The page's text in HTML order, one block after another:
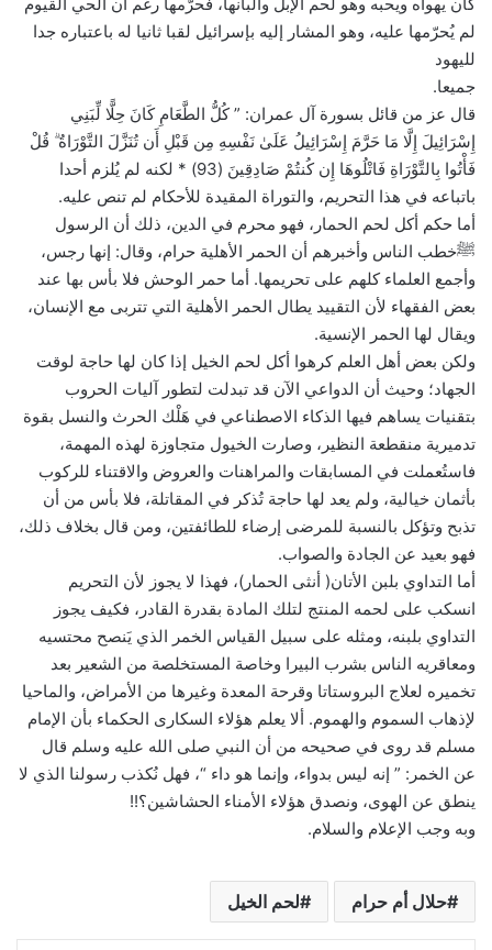
كان يهواه ويحبه وهو لحم الإبل وألبانها، فحرّمها رغم أن الحي القيوم
لم يُحرّمها عليه، وهو المشار إليه بإسرائيل لقبا ثانيا له باعتباره جدا
لليهود
جميعا.
قال عز من قائل بسورة آل عمران: ” كُلُّ الطَّعَامِ كَانَ حِلًّا لِّبَنِي
إِسْرَائِيلَ إِلَّا مَا حَرَّمَ إِسْرَائِيلُ عَلَىٰ نَفْسِهِ مِن قَبْلِ أَن تُنَزَّلَ التَّوْرَاةُ ۗ قُلْ
فَأْتُوا بِالتَّوْرَاةِ فَاتْلُوهَا إِن كُنتُمْ صَادِقِينَ (93) * لكنه لم يُلزم أحدا
باتباعه في هذا التحريم، والتوراة المقيدة للأحكام لم تنص عليه.
أما حكم أكل لحم الحمار، فهو محرم في الدين، ذلك أن الرسول
ﷺخطب الناس وأخبرهم أن الحمر الأهلية حرام، وقال: إنها رجس،
وأجمع العلماء كلهم على تحريمها. أما حمر الوحش فلا بأس بها عند
بعض الفقهاء لأن التقييد يطال الحمر الأهلية التي تتربى مع الإنسان،
ويقال لها الحمر الإنسية.
ولكن بعض أهل العلم كرهوا أكل لحم الخيل إذا كان لها حاجة لوقت
الجهاد؛ وحيث أن الدواعي الآن قد تبدلت لتطور آليات الحروب
بتقنيات يساهم فيها الذكاء الاصطناعي في هَلْك الحرث والنسل بقوة
تدميرية منقطعة النظير، وصارت الخيول متجاوزة لهذه المهمة،
فاستُعملت في المسابقات والمراهنات والعروض والاقتناء للركوب
بأثمان خيالية، ولم يعد لها حاجة تُذكر في المقاتلة، فلا بأس من أن
تذبح وتؤكل بالنسبة للمرضى إرضاء للطائفتين، ومن قال بخلاف ذلك،
فهو بعيد عن الجادة والصواب.
أما التداوي بلبن الأتان( أنثى الحمار)، فهذا لا يجوز لأن التحريم
انسكب على لحمه المنتج لتلك المادة بقدرة القادر، فكيف يجوز
التداوي بلبنه، ومثله على سبيل القياس الخمر الذي يَنصح محتسيه
ومعاقريه الناس بشرب البيرا وخاصة المستخلصة من الشعير بعد
تخميره لعلاج البروستاتا وقرحة المعدة وغيرها من الأمراض، والماحيا
لإذهاب السموم والهموم. ألا يعلم هؤلاء السكارى الحكماء بأن الإمام
مسلم قد روى في صحيحه من أن النبي صلى الله عليه وسلم قال
عن الخمر: ” إنه ليس بدواء، وإنما هو داء “، فهل نُكذب رسولنا الذي لا
ينطق عن الهوى، ونصدق هؤلاء الأمناء الحشاشين؟!!
وبه وجب الإعلام والسلام.
حلال أم حرام لحم الخيل